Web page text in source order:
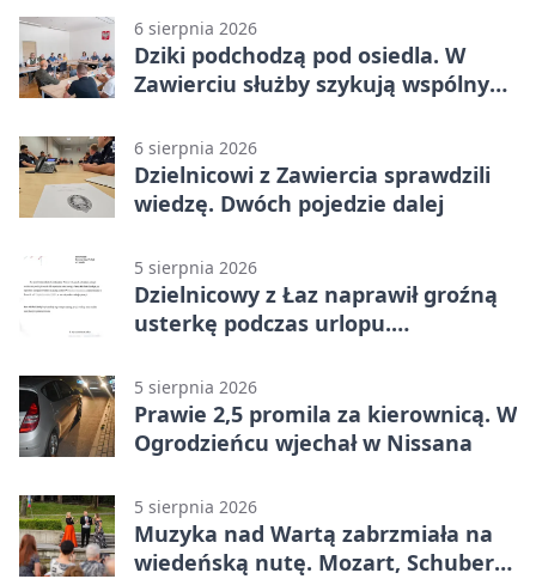
6 sierpnia 2026
Dziki podchodzą pod osiedla. W
Zawierciu służby szykują wspólny
6 sierpnia 2026
Dzielnicowi z Zawiercia sprawdzili
wiedzę. Dwóch pojedzie dalej
5 sierpnia 2026
Dzielnicowy z Łaz naprawił groźną
usterkę podczas urlopu.
5 sierpnia 2026
Prawie 2,5 promila za kierownicą. W
Ogrodzieńcu wjechał w Nissana
5 sierpnia 2026
Muzyka nad Wartą zabrzmiała na
wiedeńską nutę. Mozart, Schubert i